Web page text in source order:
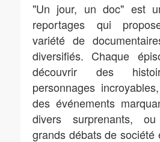
"Un jour, un doc" est
reportages qui
variété de
diversifiés. Chaque
découvrir des
personnages
des événements
divers surprenants,
grands débats de société